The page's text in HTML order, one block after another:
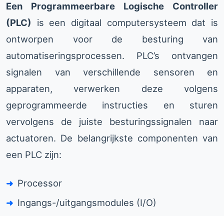
Een Programmeerbare Logische Controller
(PLC) is een digitaal computersysteem dat is
ontworpen voor de besturing van
automatiseringsprocessen. PLC’s ontvangen
signalen van verschillende sensoren en
apparaten, verwerken deze volgens
geprogrammeerde instructies en sturen
vervolgens de juiste besturingssignalen naar
actuatoren. De belangrijkste componenten van
een PLC zijn:
Processor
Ingangs-/uitgangsmodules (I/O)